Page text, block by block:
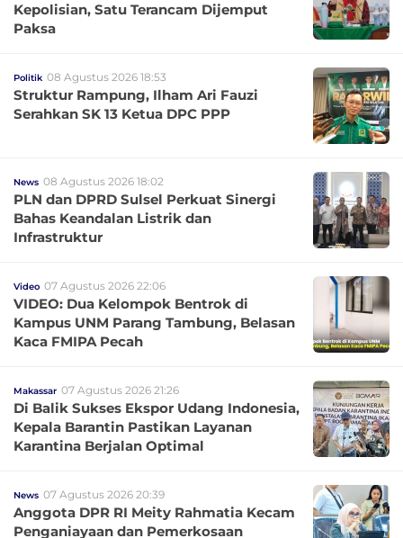
Kepolisian, Satu Terancam Dijemput
Paksa
Politik 08 Agustus 2026 18:53
Struktur Rampung, Ilham Ari Fauzi
Serahkan SK 13 Ketua DPC PPP
News 08 Agustus 2026 18:02
PLN dan DPRD Sulsel Perkuat Sinergi
Bahas Keandalan Listrik dan
Infrastruktur
Video 07 Agustus 2026 22:06
VIDEO: Dua Kelompok Bentrok di
Kampus UNM Parang Tambung, Belasan
Kaca FMIPA Pecah
Makassar 07 Agustus 2026 21:26
Di Balik Sukses Ekspor Udang Indonesia,
Kepala Barantin Pastikan Layanan
Karantina Berjalan Optimal
News 07 Agustus 2026 20:39
Anggota DPR RI Meity Rahmatia Kecam
Penganiayaan dan Pemerkosaan